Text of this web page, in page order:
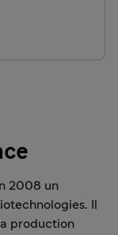
2008 un
Il
production